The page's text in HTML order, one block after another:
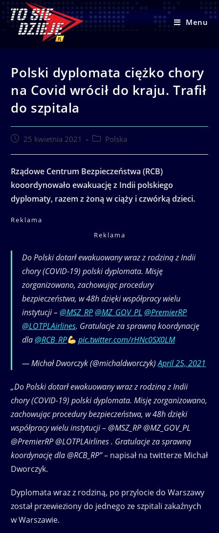
content
Menu
Polski dyplomata ciężko chory
na Covid wrócił do kraju. Trafił
do szpitala
Post25 kwietnia 2021
PostPolska
Rządowe Centrum Bezpieczeństwa (RCB)
kooordynowało ewakuację z Indii polskiego
dyplomaty, razem z żoną w ciąży i czwórką dzieci.
Reklama
Reklama
Do Polski dotarł ewakuowany wraz z rodziną z Indii
chory (COVID-19) polski dyplomata. Misję
zorganizowano, zachowując procedury
bezpieczeństwa, w 48h dzięki współpracy wielu
instytucji – @MSZ_RP @MZ_GOV_PL @PremierRP
@LOTPLAirlines. Gratulacje za sprawną koordynację
dla @RCB_RP pic.twitter.com/rHNc0SX0LM
— Michał Dworczyk (@michaldworczyk)April 25, 2021
„Do Polski dotarł ewakuowany wraz z rodziną z Indii
chory (COVID-19) polski dyplomata. Misję zorganizowano,
zachowując procedury bezpieczeństwa, w 48h dzięki
współpracy wielu instytucji – @MSZ_RP @MZ_GOV_PL
@PremierRP @LOTPLAirlines . Gratulacje za sprawną
koordynację dla @RCB_RP”– napisał na twitterze Michał
Dworczyk.
Dyplomata wraz z rodziną, po przylocie do Warszawy
został przewieziony do jednego ze szpitali zakaźnych
w Warszawie.